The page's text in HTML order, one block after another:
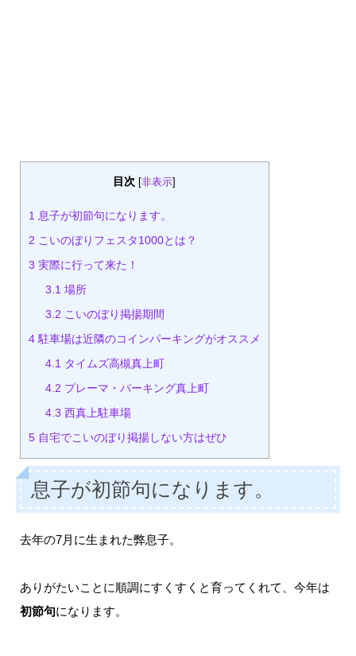
目次 [非表示]
1 息子が初節句になります。
2 こいのぼりフェスタ1000とは？
3 実際に行って来た！
3.1 場所
3.2 こいのぼり掲揚期間
4駐車場は近隣のコインパーキングがオススメ
4.1 タイムズ高槻真上町
4.2 プレーマ・パーキング真上町
4.3 西真上駐車場
5自宅でこいのぼり掲揚しない方はぜひ
息子が初節句になります。
去年の7月に生まれた弊息子。
ありがたいことに順調にすくすくと育ってくれて、今年は
初節句になります。